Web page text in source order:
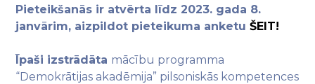
Pieteikšanās ir atvērta līdz 2023. gada 8.
janvārim, aizpildot pieteikuma anketuŠEIT!
Īpaši izstrādāta mācību programma
“Demokrātijas akadēmija” pilsoniskās kompetences